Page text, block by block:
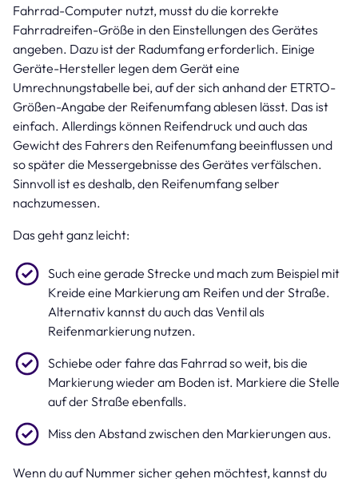
Fahrrad-Computer nutzt, musst du die korrekte
Fahrradreifen-Größe in den Einstellungen des Gerätes
angeben. Dazu ist der Radumfang erforderlich. Einige
Geräte-Hersteller legen dem Gerät eine
Umrechnungstabelle bei, auf der sich anhand der ETRTO-
Größen-Angabe der Reifenumfang ablesen lässt. Das ist
einfach. Allerdings können Reifendruck und auch das
Gewicht des Fahrers den Reifenumfang beeinflussen und
so später die Messergebnisse des Gerätes verfälschen.
Sinnvoll ist es deshalb, den Reifenumfang selber
nachzumessen.
Das geht ganz leicht:
Such eine gerade Strecke und mach zum Beispiel mit
Kreide eine Markierung am Reifen und der Straße.
Alternativ kannst du auch das Ventil als
Reifenmarkierung nutzen.
Schiebe oder fahre das Fahrrad so weit, bis die
Markierung wieder am Boden ist. Markiere die Stelle
auf der Straße ebenfalls.
Miss den Abstand zwischen den Markierungen aus.
Wenn du auf Nummer sicher gehen möchtest, kannst du